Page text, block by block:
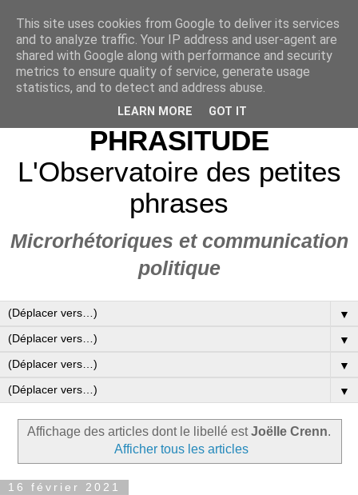
PHRASITUDE
L'Observatoire des petites
phrases
Microrhétoriques et communication
politique
▼
▼
▼
▼
Affichage des articles dont le libellé estJoëlle Crenn.
Afficher tous les articles
16 février 2021
This site uses cookies from Google to deliver its services
and to analyze traffic. Your IP address and user-agent are
shared with Google along with performance and security
metrics to ensure quality of service, generate usage
statistics, and to detect and address abuse.
LEARN MORE GOT IT